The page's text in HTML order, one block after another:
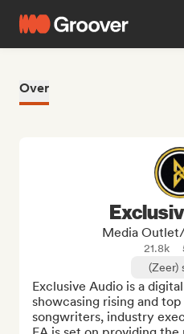
Over
Media
21.8k
(Zeer)
Exclusive Audio is a
showcasing rising and
songwriters, industry